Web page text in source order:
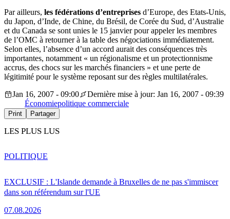
Par ailleurs, les fédérations d’entreprises d’Europe, des Etats-Unis,
du Japon, d’Inde, de Chine, du Brésil, de Corée du Sud, d’Australie
et du Canada se sont unies le 15 janvier pour appeler les membres
de l’OMC à retourner à la table des négociations immédiatement.
Selon elles, l’absence d’un accord aurait des conséquences très
importantes, notamment « un régionalisme et un protectionnisme
accrus, des chocs sur les marchés financiers » et une perte de
légitimité pour le système reposant sur des règles multilatérales.
Jan 16, 2007 - 09:00
Dernière mise à jour: Jan 16, 2007 - 09:39
Économiepolitique commerciale
Print Partager
LES PLUS LUS
EXCLUSIF : L'Islande demande à Bruxelles de ne pas s'immiscer
dans son référendum sur l'UE
07.08.2026
POLITIQUE